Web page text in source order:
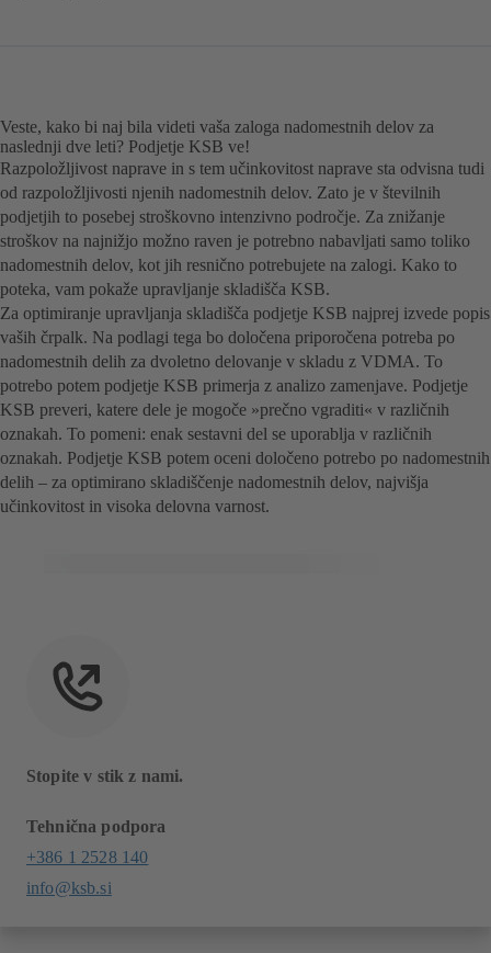
Veste, kako bi naj bila videti vaša zaloga nadomestnih delov za
naslednji dve leti? Podjetje KSB ve!
Razpoložljivost naprave in s tem učinkovitost naprave sta odvisna tudi
od razpoložljivosti njenih nadomestnih delov. Zato je v številnih
podjetjih to posebej stroškovno intenzivno področje. Za znižanje
stroškov na najnižjo možno raven je potrebno nabavljati samo toliko
nadomestnih delov, kot jih resnično potrebujete na zalogi. Kako to
poteka, vam pokaže upravljanje skladišča KSB.
Za optimiranje upravljanja skladišča podjetje KSB najprej izvede popis
vaših črpalk. Na podlagi tega bo določena priporočena potreba po
nadomestnih delih za dvoletno delovanje v skladu z VDMA. To
potrebo potem podjetje KSB primerja z analizo zamenjave. Podjetje
KSB preveri, katere dele je mogoče »prečno vgraditi« v različnih
oznakah. To pomeni: enak sestavni del se uporablja v različnih
oznakah. Podjetje KSB potem oceni določeno potrebo po nadomestnih
delih – za optimirano skladiščenje nadomestnih delov, najvišja
učinkovitost in visoka delovna varnost.
Stopite v stik z nami.
Tehnična podpora
+386 1 2528 140
info@ksb.si